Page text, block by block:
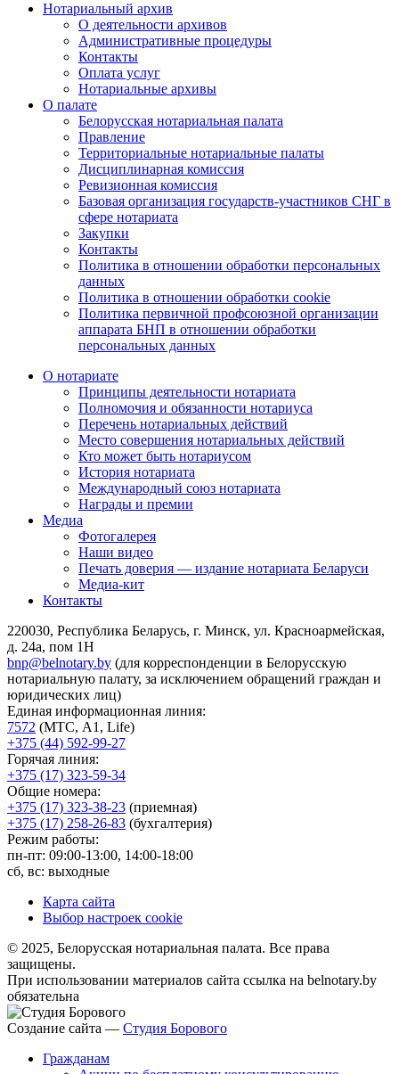
Нотариальный архив
О деятельности архивов
Административные процедуры
Контакты
Оплата услуг
Нотариальные архивы
О палате
Белорусская нотариальная палата
Правление
Территориальные нотариальные палаты
Дисциплинарная комиссия
Ревизионная комиссия
Базовая организация государств-участников СНГ в
сфере нотариата
Закупки
Контакты
Политика в отношении обработки персональных
данных
Политика в отношении обработки cookie
Политика первичной профсоюзной организации
аппарата БНП в отношении обработки
персональных данных
О нотариате
Принципы деятельности нотариата
Полномочия и обязанности нотариуса
Перечень нотариальных действий
Место совершения нотариальных действий
Кто может быть нотариусом
История нотариата
Международный союз нотариата
Награды и премии
Медиа
Фотогалерея
Наши видео
Печать доверия — издание нотариата Беларуси
Медиа-кит
Контакты
220030, Республика Беларусь, г. Минск, ул. Красноармейская,
д. 24а, пом 1Н
bnp@belnotary.by (для корреспонденции в Белорусскую
нотариальную палату, за исключением обращений граждан и
юридических лиц)
Единая информационная линия:
7572 (МТС, A1, Life)
+375 (44) 592-99-27
Горячая линия:
+375 (17) 323-59-34
Общие номера:
+375 (17) 323-38-23 (приемная)
+375 (17) 258-26-83 (бухгалтерия)
Режим работы:
пн-пт: 09:00-13:00, 14:00-18:00
сб, вс: выходные
Карта сайта
Выбор настроек cookie
© 2025, Белорусская нотариальная палата. Все права
защищены.
При использовании материалов сайта ссылка на belnotary.by
обязательна
Создание сайта — Студия Борового
Гражданам